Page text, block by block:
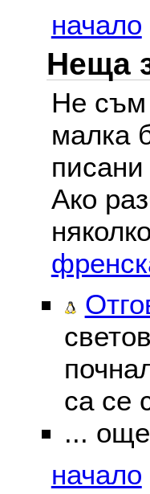
начало
Неща
Не съм
малка
Ако
са се
...
начало